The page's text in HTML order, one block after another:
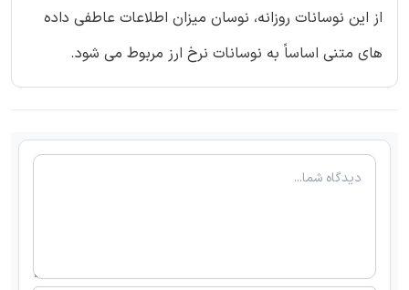
از این نوسانات روزانه، نوسان میزان اطلاعات عاطفی داده
های متنی اساساً به نوسانات نرخ ارز مربوط می شود.